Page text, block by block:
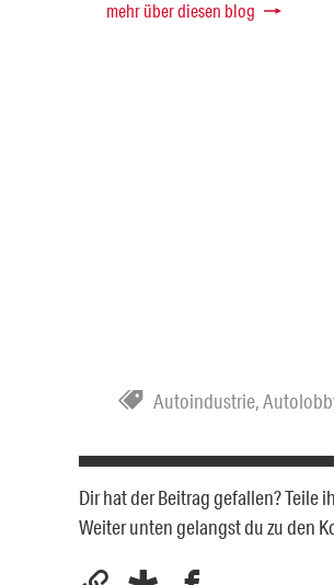
mehr über diesen blog
Autoindustrie,
Dir hat der Beitrag gefallen? Teile
Weiter unten gelangst du zu den